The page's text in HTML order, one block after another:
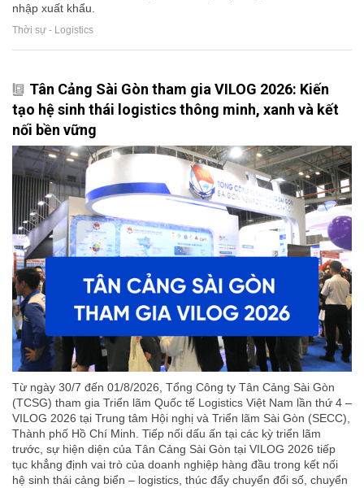
nhập xuất khẩu.
Thời sự - Logistics
Tân Cảng Sài Gòn tham gia VILOG 2026: Kiến
tạo hệ sinh thái logistics thông minh, xanh và kết
nối bền vững
Từ ngày 30/7 đến 01/8/2026, Tổng Công ty Tân Cảng Sài Gòn
(TCSG) tham gia Triển lãm Quốc tế Logistics Việt Nam lần thứ 4 –
VILOG 2026 tại Trung tâm Hội nghị và Triển lãm Sài Gòn (SECC),
Thành phố Hồ Chí Minh. Tiếp nối dấu ấn tại các kỳ triển lãm
trước, sự hiện diện của Tân Cảng Sài Gòn tại VILOG 2026 tiếp
tục khẳng định vai trò của doanh nghiệp hàng đầu trong kết nối
hệ sinh thái cảng biển – logistics, thúc đẩy chuyển đổi số, chuyển